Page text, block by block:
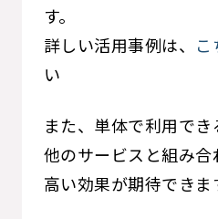
す。
詳しい活用事例は、 こ
い
また、単体で利用でき
他のサービスと組み合
高い効果が期待できま